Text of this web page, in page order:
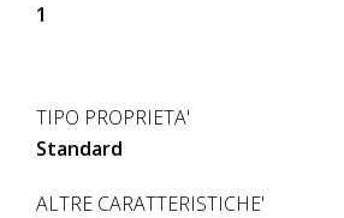
1
TIPO PROPRIETA'
Standard
ALTRE CARATTERISTICHE'